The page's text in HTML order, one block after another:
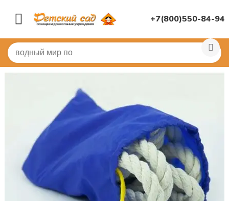
+7(800)550-84-94
Главная / СПОРТИВНЫЙ ЗАЛ Бревна, скамьи, стенки...